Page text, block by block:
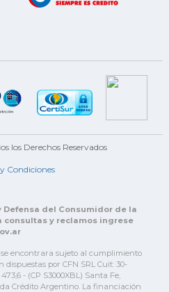
los Derechos Reservados
Condiciones
del Consumidor de la
consultas y reclamos ingrese
se encontrara sujeto al cumplimiento
por CFN SRL Cuit: 30-
- (CP S3000XBL) Santa Fe,
Crédito Argentino. La financiación